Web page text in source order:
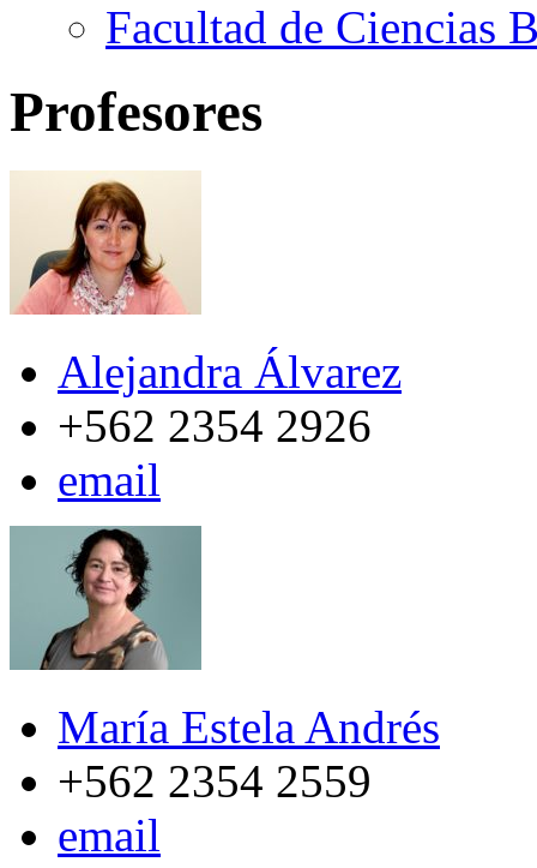
Facultad de Ciencias
Profesores
Alejandra Álvarez
+562 2354 2926
email
María Estela Andrés
+562 2354 2559
email